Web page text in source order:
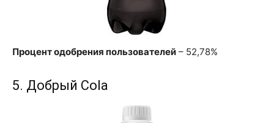
Процент одобрения пользователей – 52,78%
5. Добрый Cola